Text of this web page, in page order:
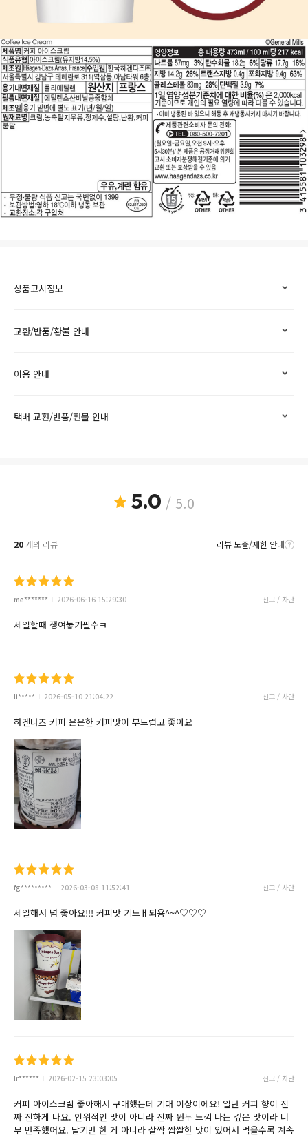
상품고시정보
교환/반품/환불 안내
이용 안내
택배 교환/반품/환불 안내
5.0 / 5.0
20개의 리뷰 리뷰 노출/제한 안내
me******* 2026-06-16 15:29:30 신고 / 차단
세일할때 쟁여놓기필수ㅋ
li***** 2026-05-10 21:04:22 신고 / 차단
하겐다즈 커피 은은한 커피맛이 부드럽고 좋아요
fg********* 2026-03-08 11:52:41 신고 / 차단
세일해서 넘 좋아요!!! 커피맛 기느ㅐ되용^~^♡♡♡
lr****** 2026-02-15 23:03:05 신고 / 차단
커피 아이스크림 좋아해서 구매했는데 기대 이상이에요! 일단 커피 향이 진
짜 진하게 나요. 인위적인 맛이 아니라 진짜 원두 느낌 나는 깊은 맛이라 너
무 만족했어요. 달기만 한 게 아니라 살짝 쌉쌀한 맛이 있어서 먹을수록 계속